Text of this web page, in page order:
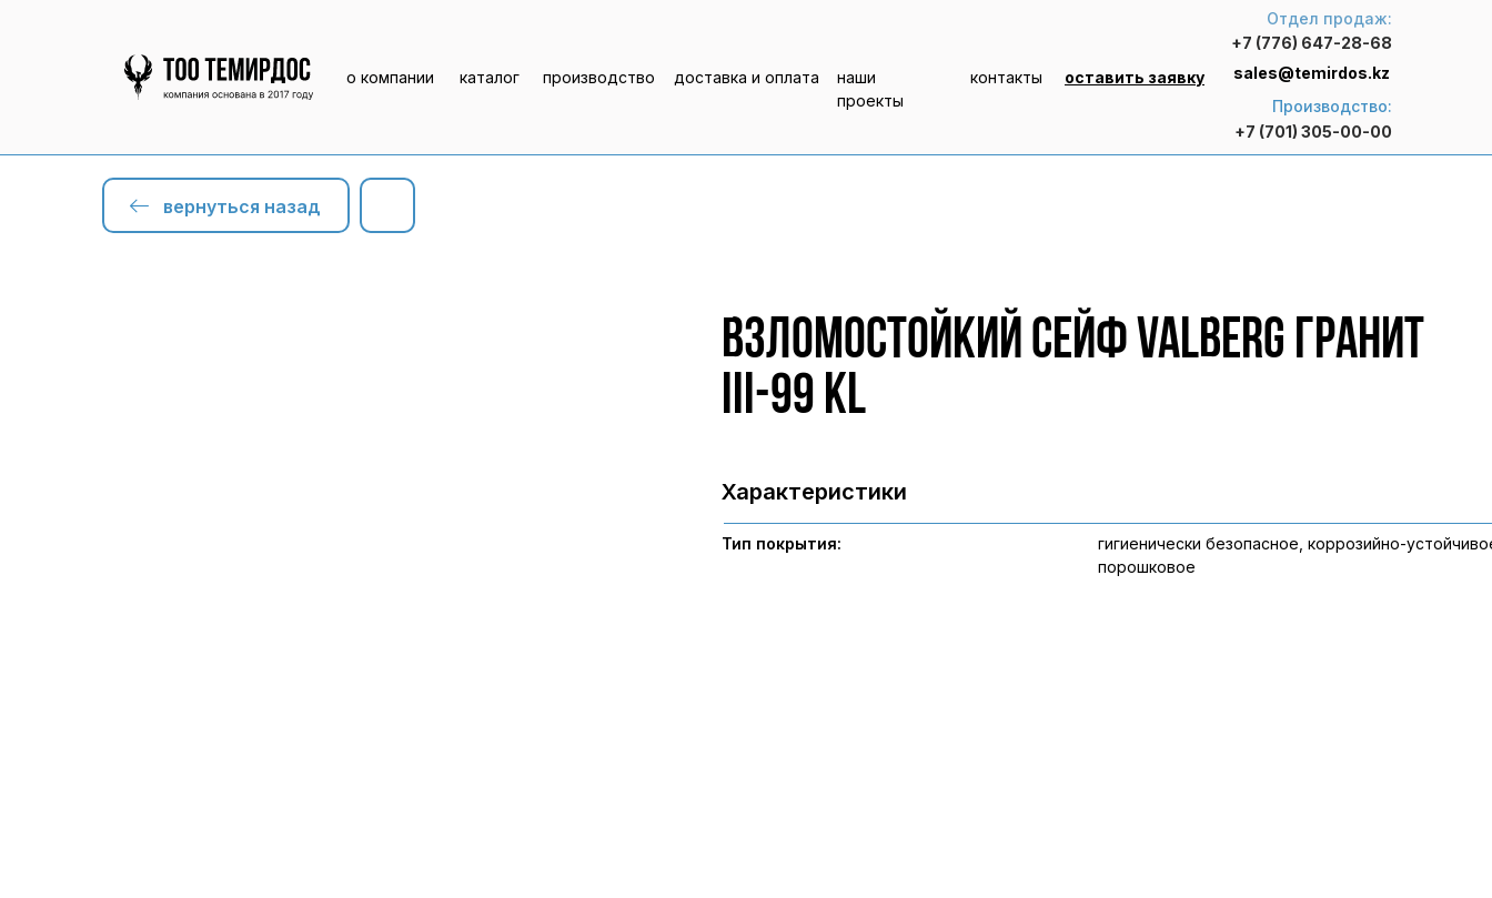
контакты оставить заявку
наши
проекты
производство доставка и оплата
каталог
о компании
Отдел продаж:
+7 (776) 647-28-68
Производство:
+7 (701) 305-00-00
sales@temirdos.kz
вернуться назад
Взломостойкий сейф VALBERG Гранит
III-99 KL
Характеристики
гигиенически безопасное, коррозийно-
порошковое
Тип покрытия: